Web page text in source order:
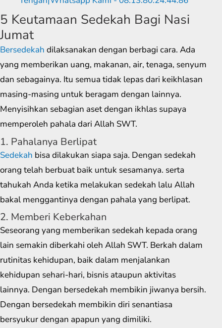
5 Keutamaan Sedekah Bagi Nasi
Jumat
Bersedekah dilaksanakan dengan berbagi cara. Ada
yang memberikan uang, makanan, air, tenaga, senyum
dan sebagainya. Itu semua tidak lepas dari keikhlasan
masing-masing untuk beragam dengan lainnya.
Menyisihkan sebagian aset dengan ikhlas supaya
memperoleh pahala dari Allah SWT.
1. Pahalanya Berlipat
Sedekah bisa dilakukan siapa saja. Dengan sedekah
orang telah berbuat baik untuk sesamanya. serta
tahukah Anda ketika melakukan sedekah lalu Allah
bakal menggantinya dengan pahala yang berlipat.
2. Memberi Keberkahan
Seseorang yang memberikan sedekah kepada orang
lain semakin diberkahi oleh Allah SWT. Berkah dalam
rutinitas kehidupan, baik dalam menjalankan
kehidupan sehari-hari, bisnis ataupun aktivitas
lainnya. Dengan bersedekah membikin jiwanya bersih.
Dengan bersedekah membikin diri senantiasa
bersyukur dengan apapun yang dimiliki.